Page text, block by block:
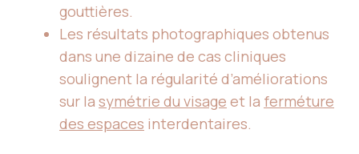
gouttières.
Les résultats photographiques obtenus
dans une dizaine de cas cliniques
soulignent la régularité d’améliorations
sur la symétrie du visage et la ferméture
des espaces interdentaires.